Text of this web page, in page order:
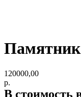
120000,00
р.
В стоимость